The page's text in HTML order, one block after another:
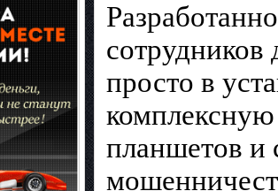
просто в
планшетов и